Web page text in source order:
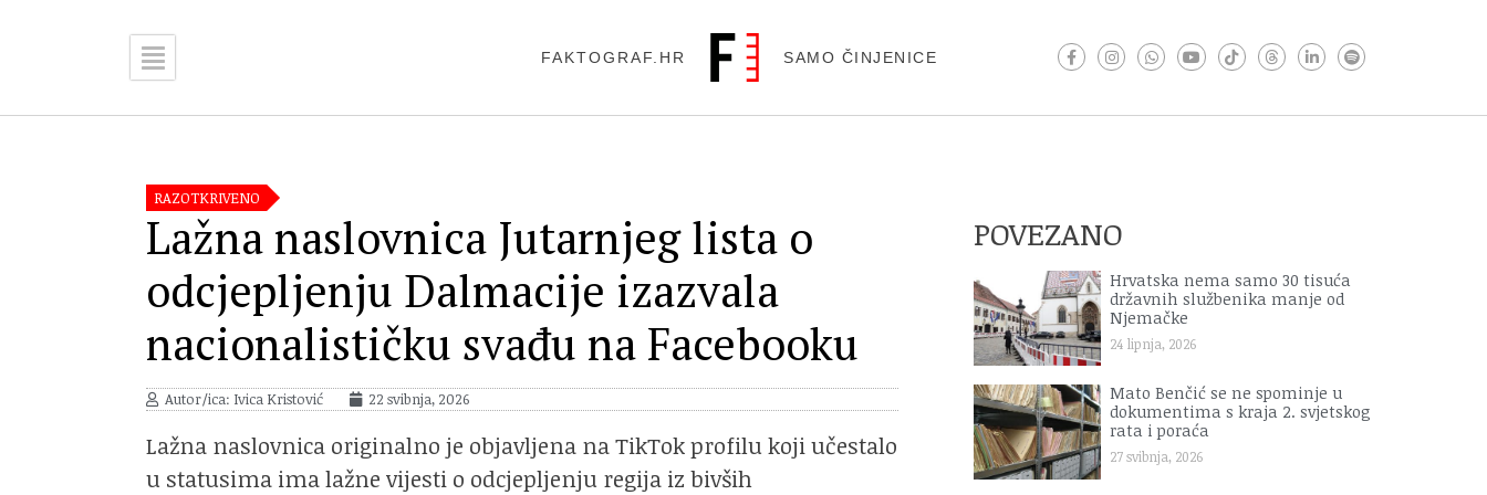
FAKTOGRAF.HR SAMO ČINJENICE
RAZOTKRIVENO
Lažna naslovnica Jutarnjeg lista o
odcjepljenju Dalmacije izazvala
nacionalističku svađu na Facebooku
Autor/ica: Ivica Kristović 22 svibnja, 2026
Lažna naslovnica originalno je objavljena na TikTok profilu koji učestalo
u statusima ima lažne vijesti o odcjepljenju regija iz bivših
POVEZANO
Hrvatska nema samo 30 tisuća
državnih službenika manje od
Njemačke
24 lipnja, 2026
Mato Benčić se ne spominje u
dokumentima s kraja 2. svjetskog
rata i poraća
27 svibnja, 2026